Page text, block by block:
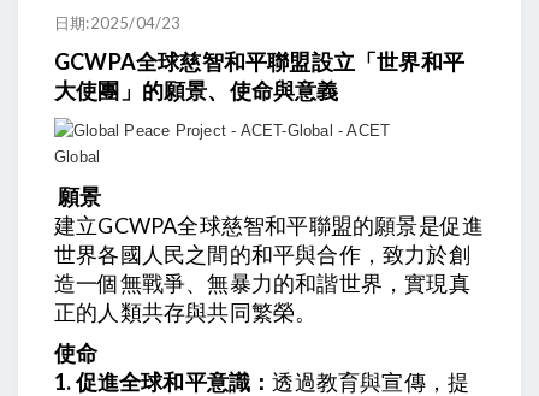
日期:2025/04/23
GCWPA全球慈智和平聯盟設立「世界和平
大使團」的願景、使命與意義
願景
建立GCWPA全球慈智和平聯盟的願景是促進
世界各國人民之間的和平與合作，致力於創
造一個無戰爭、無暴力的和諧世界，實現真
正的人類共存與共同繁榮。
使命
1. 促進全球和平意識：透過教育與宣傳，提